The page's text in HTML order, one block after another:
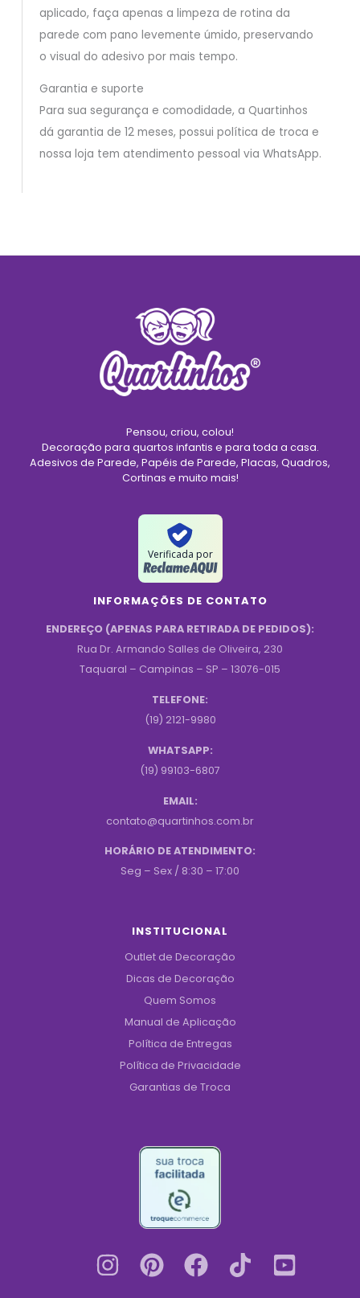
aplicado, faça apenas a limpeza de rotina da
parede com pano levemente úmido, preservando
o visual do adesivo por mais tempo.
Garantia e suporte
Para sua segurança e comodidade, a Quartinhos
dá garantia de 12 meses, possui política de troca e
nossa loja tem atendimento pessoal via WhatsApp.
Pensou, criou, colou!
Decoração para quartos infantis e para toda a casa.
Adesivos de Parede, Papéis de Parede, Placas, Quadros,
Cortinas e muito mais!
Verificada por
INFORMAÇÕES DE CONTATO
ENDEREÇO (APENAS PARA RETIRADA DE PEDIDOS):
Rua Dr. Armando Salles de Oliveira, 230
Taquaral – Campinas – SP – 13076-015
TELEFONE:
(19) 2121-9980
WHATSAPP:
(19) 99103-6807
EMAIL:
contato@quartinhos.com.br
HORÁRIO DE ATENDIMENTO:
Seg – Sex / 8:30 – 17:00
INSTITUCIONAL
Outlet de Decoração
Dicas de Decoração
Quem Somos
Manual de Aplicação
Política de Entregas
Política de Privacidade
Garantias de Troca